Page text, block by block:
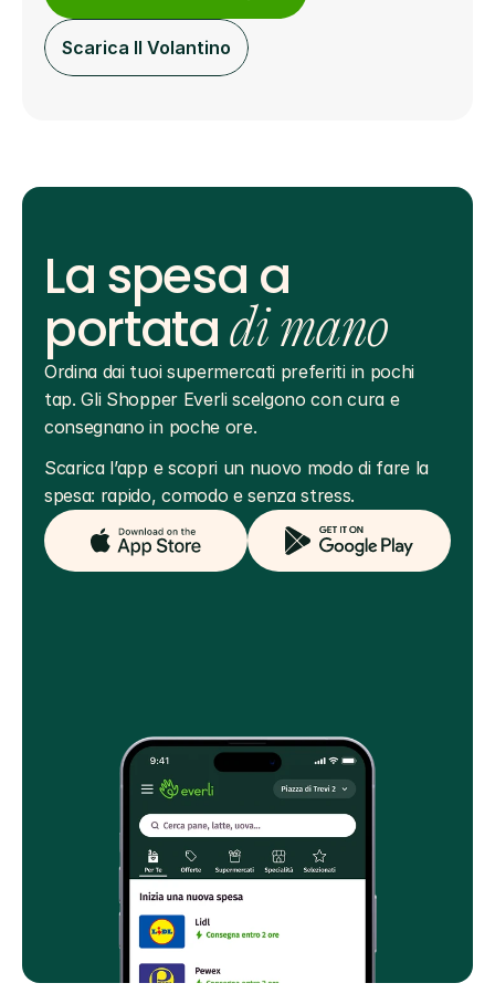
Scarica Il Volantino
La spesa a
portatadi mano
Ordina dai tuoi supermercati preferiti in pochi
tap. Gli Shopper Everli scelgono con cura e
consegnano in poche ore.
Scarica l’app e scopri un nuovo modo di fare la
spesa: rapido, comodo e senza stress.